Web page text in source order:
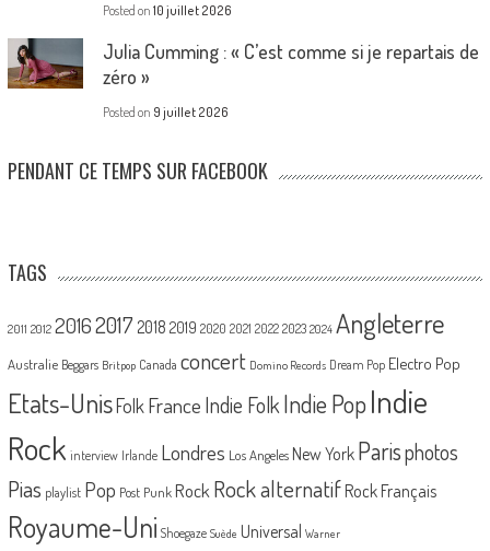
Posted on 10 juillet 2026
Julia Cumming : « C’est comme si je repartais de
zéro »
Posted on 9 juillet 2026
PENDANT CE TEMPS SUR FACEBOOK
TAGS
2011 2012 20162017 2018 2019 2020 2021 2022 2023 2024 Angleterre
Australie Beggars Britpop Canada concert Domino Records Dream Pop Electro Pop
Etats-UnisFolk France Indie Folk Indie PopIndie
Rock interview Irlande Londres Los Angeles New York Parisphotos
Pias playlist Pop Post Punk Rock Rock alternatif Rock Français
Royaume-Uni Shoegaze Suède Universal Warner